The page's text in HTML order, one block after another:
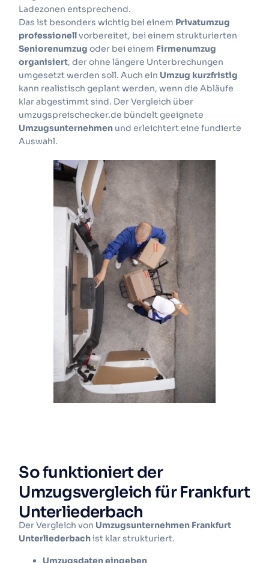
Ladezonen entsprechend.
Das ist besonders wichtig bei einem Privatumzug
professionellvorbereitet, bei einem strukturierten
Seniorenumzug oder bei einem Firmenumzug
organisiert, der ohne längere Unterbrechungen
umgesetzt werden soll. Auch ein Umzug kurzfristig
kann realistisch geplant werden, wenn die Abläufe
klar abgestimmt sind. Der Vergleich über
umzugspreischecker.de bündelt geeignete
Umzugsunternehmen und erleichtert eine fundierte
Auswahl.
So funktioniert der
Umzugsvergleich für Frankfurt
Unterliederbach
Der Vergleich von Umzugsunternehmen Frankfurt
Unterliederbachist klar strukturiert.
Umzugsdaten eingeben